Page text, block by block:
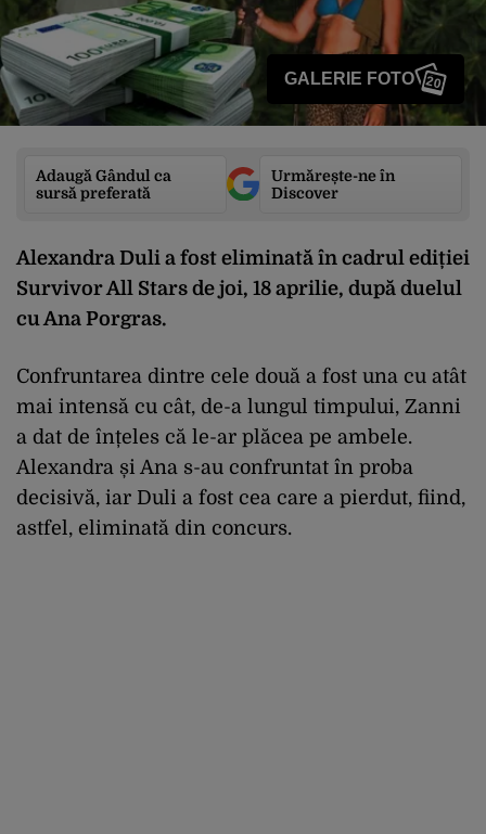
GALERIE FOTO 20
Adaugă Gândul ca
sursă preferată
Urmărește-ne în
Discover
Alexandra Duli a fost eliminată în cadrul ediției
Survivor All Stars de joi, 18 aprilie, după duelul
cu Ana Porgras.
Confruntarea dintre cele două a fost una cu atât
mai intensă cu cât, de-a lungul timpului, Zanni
a dat de înțeles că le-ar plăcea pe ambele.
Alexandra și Ana s-au confruntat în proba
decisivă, iar Duli a fost cea care a pierdut, fiind,
astfel, eliminată din concurs.